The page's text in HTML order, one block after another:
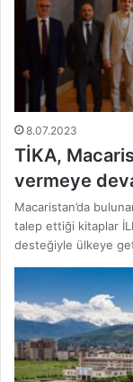
8.07.2023
TİKA,
vermeye
Macaristan’da
talep ettiği kitaplar
desteğiyle ülkeye